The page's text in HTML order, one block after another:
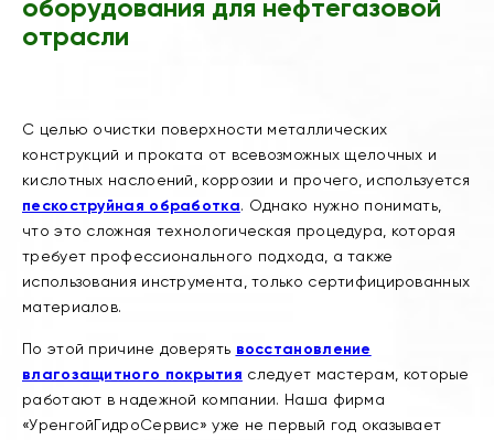
оборудования для нефтегазовой
отрасли
С целью очистки поверхности металлических
конструкций и проката от всевозможных щелочных и
кислотных наслоений, коррозии и прочего, используется
пескоструйная обработка. Однако нужно понимать,
что это сложная технологическая процедура, которая
требует профессионального подхода, а также
использования инструмента, только сертифицированных
материалов.
По этой причине доверять восстановление
влагозащитного покрытия следует мастерам, которые
работают в надежной компании. Наша фирма
«УренгойГидроСервис» уже не первый год оказывает